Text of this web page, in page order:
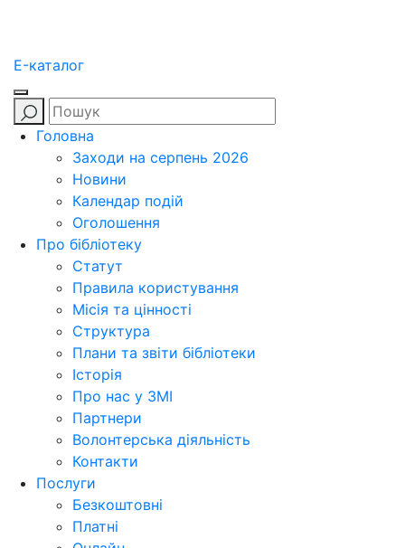
E-каталог
Головна
Заходи на серпень 2026
Новини
Календар подій
Оголошення
Про бібліотеку
Статут
Правила користування
Місія та цінності
Структура
Плани та звіти бібліотеки
Історія
Про нас у ЗМІ
Партнери
Волонтерська діяльність
Контакти
Послуги
Безкоштовні
Платні